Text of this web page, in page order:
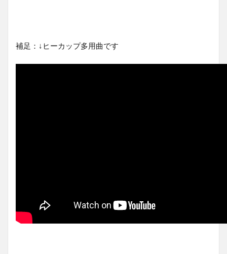
補足：↓ヒーカップ多用曲です